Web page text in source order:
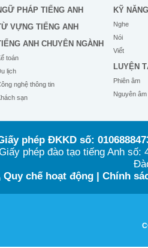
PHÁP TIẾNG ANH
VỰNG TIẾNG ANH
ANH CHUYÊN NGÀNH
toán
lịch
nghệ thông tin
sạn
KỸ NĂNG
Nghe
Nói
Viết
LUYỆN
Phiên âm
Nguyên âm
phép ĐKKD số:
phép đào tạo tiếng Anh
Quy chế hoạt động| Chính